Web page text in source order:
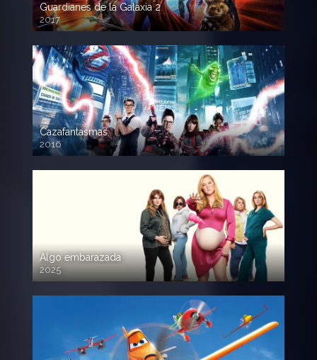
Guardianes de la Galaxia 2
2017
720p HD
Cazafantasmas
2016
720p HD
Algo embarazada
2025
720p HD